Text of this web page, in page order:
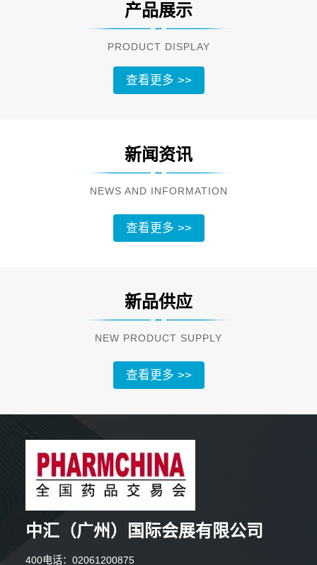
产品展示
PRODUCT DISPLAY
查看更多 >>
新闻资讯
NEWS AND INFORMATION
查看更多 >>
新品供应
NEW PRODUCT SUPPLY
查看更多 >>
中汇（广州）国际会展有限公司
400电话：02061200875
2分钟前 段女士 正在咨询